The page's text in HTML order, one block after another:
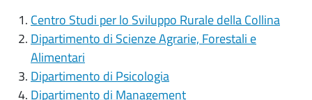
Centro Studi per lo Sviluppo Rurale della Collina
Dipartimento di Scienze Agrarie, Forestali e
Alimentari
Dipartimento di Psicologia
Dipartimento di Management